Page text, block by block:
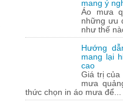
mang ý
Áo mưa
những ưu
như thế
Hướng
mang lại
cao
Giá trị của
mưa
thức chọn in áo mưa để...